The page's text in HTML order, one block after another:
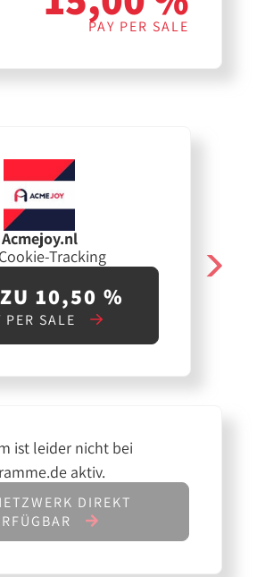
PAY PER SALE
Acmejoy.nl
Cookie-Tracking
10,50 %
PER SALE
ist leider nicht bei
aktiv.
DIREKT